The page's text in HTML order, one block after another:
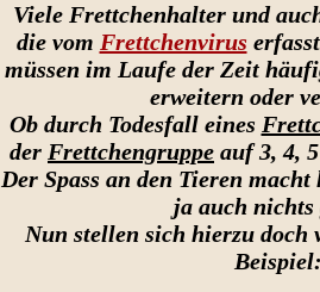
Viele Frettchenhalter und
die vom Frettchenvirus
müssen im Laufe der Zeit
erweitern oder
Ob durch Todesfall eines
der Frettchengruppe auf 3, 4,
Der Spass an den Tieren
ja auch nichts
Nun stellen sich hierzu doch
Beispiel: